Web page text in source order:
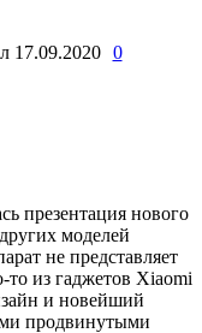
17.09.2020 0
презентация нового
моделей
не представляет
из гаджетов Xiaomi
и новейший
продвинутыми